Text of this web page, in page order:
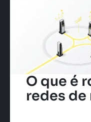
O que é
redes de